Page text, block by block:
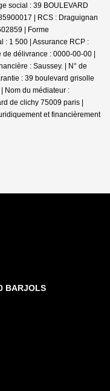
social : 39 BOULEVARD
| RCS : Draguignan
| Forme
: 1 500 | Assurance RCP :
délivrance : 0000-00-00 |
: Saussey. | N° de
: 39 boulevard grisolle
Nom du médiateur :
de clichy 75009 paris |
et financièrement
BARJOLS